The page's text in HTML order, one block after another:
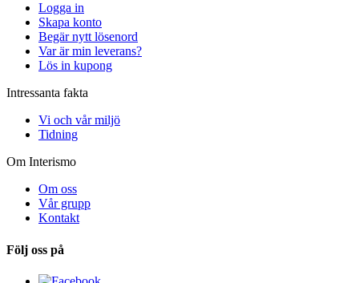
Logga in
Skapa konto
Begär nytt lösenord
Var är min leverans?
Lös in kupong
Intressanta fakta
Vi och vår miljö
Tidning
Om Interismo
Om oss
Vår grupp
Kontakt
Följ oss på